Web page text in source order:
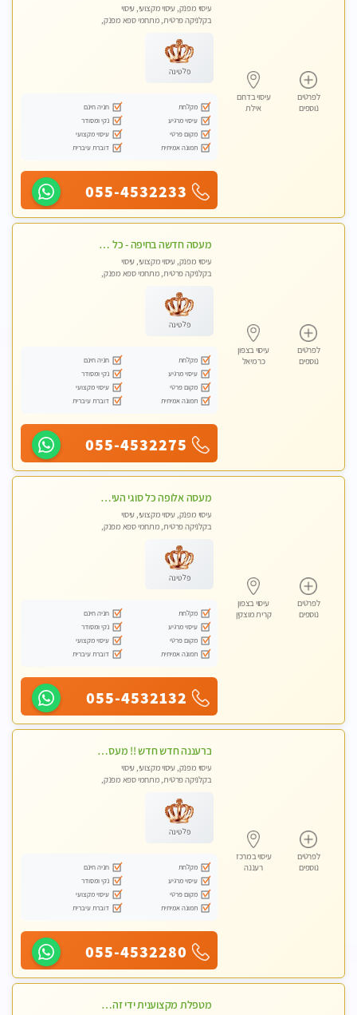
לפרטים
נוספים
עיסוי בדרום
אילת
עיסוי מפנק, עיסוי מקצועי, עיסוי
בקלניקה פרטית, מתחמי ספא מפנק,
פלטינה
מקלחת
חניה חינם
עיסוי מרגיע
נקי ומסודר
מקום פרטי
עיסוי מקצועי
תמונה אמיתית
דוברת עיברית
055-4532233
לפרטים
נוספים
עיסוי בצפון
כרמיאל
מעסה חדשה בחיפה - כל סוגי העיסויים מעסה מקצועית ואיכותית פרטי!!!
עיסוי מפנק, עיסוי מקצועי, עיסוי
בקלניקה פרטית, מתחמי ספא מפנק,
פלטינה
מקלחת
חניה חינם
עיסוי מרגיע
נקי ומסודר
מקום פרטי
עיסוי מקצועי
תמונה אמיתית
דוברת עיברית
055-4532275
לפרטים
נוספים
עיסוי בצפון
קרית מוצקין
מעסה אלופה כל סוגי העיסויים מעסה מקצועית ואיכותית פרטי!!!
עיסוי מפנק, עיסוי מקצועי, עיסוי
בקלניקה פרטית, מתחמי ספא מפנק,
פלטינה
מקלחת
חניה חינם
עיסוי מרגיע
נקי ומסודר
מקום פרטי
עיסוי מקצועי
תמונה אמיתית
דוברת עיברית
055-4532132
לפרטים
נוספים
עיסוי במרכז
רעננה
ברעננה חדש חדש !! מעסה מקצועית צעירה ואיכותית פרטי!!!
עיסוי מפנק, עיסוי מקצועי, עיסוי
בקלניקה פרטית, מתחמי ספא מפנק,
פלטינה
מקלחת
חניה חינם
עיסוי מרגיע
נקי ומסודר
מקום פרטי
עיסוי מקצועי
תמונה אמיתית
דוברת עיברית
055-4532280
מטפלת מקצוענית ידי זהב VIP-מומלץ לחלוטין! פרטי! ​​​​​​ Highly recommended